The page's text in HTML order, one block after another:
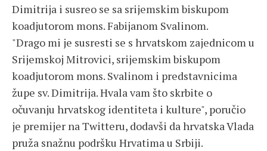
Dimitrija i susreo se sa srijemskim biskupom
koadjutorom mons. Fabijanom Svalinom.
"Drago mi je susresti se s hrvatskom zajednicom u
Srijemskoj Mitrovici, srijemskim biskupom
koadjutorom mons. Svalinom i predstavnicima
župe sv. Dimitrija. Hvala vam što skrbite o
očuvanju hrvatskog identiteta i kulture", poručio
je premijer na Twitteru, dodavši da hrvatska Vlada
pruža snažnu podršku Hrvatima u Srbiji.